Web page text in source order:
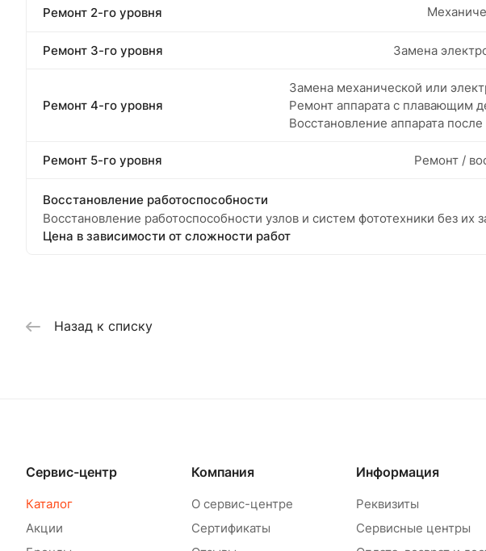
Ремонт 2-го уровня
Ремонт 3-го уровня Замена
Ремонт 4-го уровня
Замена механической или
Ремонт аппарата с плавающим
Восстановление аппарата
Ремонт 5-го уровня Ремонт /
Восстановление работоспособности
Восстановление работоспособности узлов и систем фототехники без
Цена в зависимости от сложности работ
Назад к списку
Сервис-центр
Каталог
Акции
Компания
О сервис-центре
Сертификаты
Информация
Реквизиты
Сервисные центры